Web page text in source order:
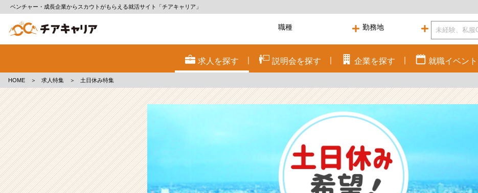
ベンチャー・成長企業からスカウトがもらえる就活サイト「チアキャリア」
み
の
求人を探す 説明会を探す 企業を探す 就職イベント
HOME ＞ 求人特集 ＞ 土日休み特集